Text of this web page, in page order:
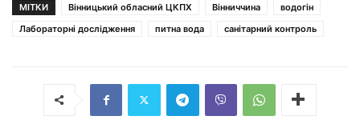
МІТКИ Вінницький обласний ЦКПХ Вінниччина
водогін
Лабораторні дослідження
питна вода санітарний контроль